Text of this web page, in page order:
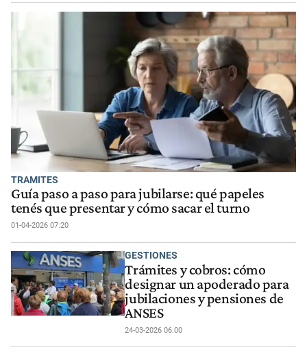
TRAMITES
Guía paso a paso para jubilarse: qué papeles
tenés que presentar y cómo sacar el turno
01-04-2026 07:20
GESTIONES
Trámites y cobros: cómo
designar un apoderado para
jubilaciones y pensiones de
ANSES
24-03-2026 06:00